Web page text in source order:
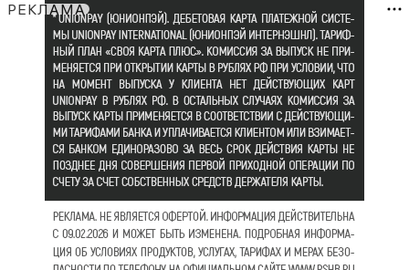
РЕКЛАМА